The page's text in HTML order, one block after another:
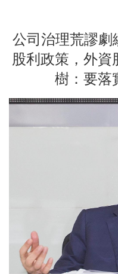
公司治理荒謬
股利政策，外資
樹：要落